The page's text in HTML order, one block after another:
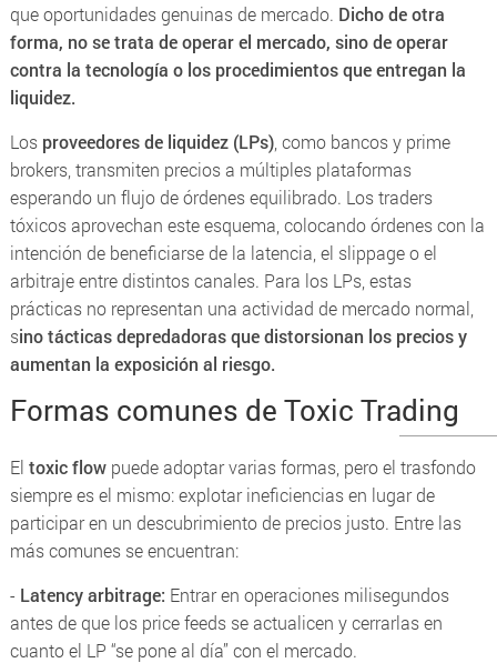
que oportunidades genuinas de mercado. Dicho de otra
forma, no se trata de operar el mercado, sino de operar
contra la tecnología o los procedimientos que entregan la
liquidez.
Los proveedores de liquidez (LPs), como bancos y prime
brokers, transmiten precios a múltiples plataformas
esperando un flujo de órdenes equilibrado. Los traders
tóxicos aprovechan este esquema, colocando órdenes con la
intención de beneficiarse de la latencia, el slippageo el
arbitraje entre distintos canales. Para los LPs, estas
prácticas no representan una actividad de mercado normal,
sino tácticas depredadoras que distorsionan los precios y
aumentan la exposición al riesgo.
Formas comunes de Toxic Trading
El toxic flowpuede adoptar varias formas, pero el trasfondo
siempre es el mismo: explotar ineficiencias en lugar de
participar en un descubrimiento de precios justo. Entre las
más comunes se encuentran:
- Latency arbitrage: Entrar en operaciones milisegundos
antes de que los price feeds se actualicen y cerrarlas en
cuanto el LP “se pone al día” con el mercado.